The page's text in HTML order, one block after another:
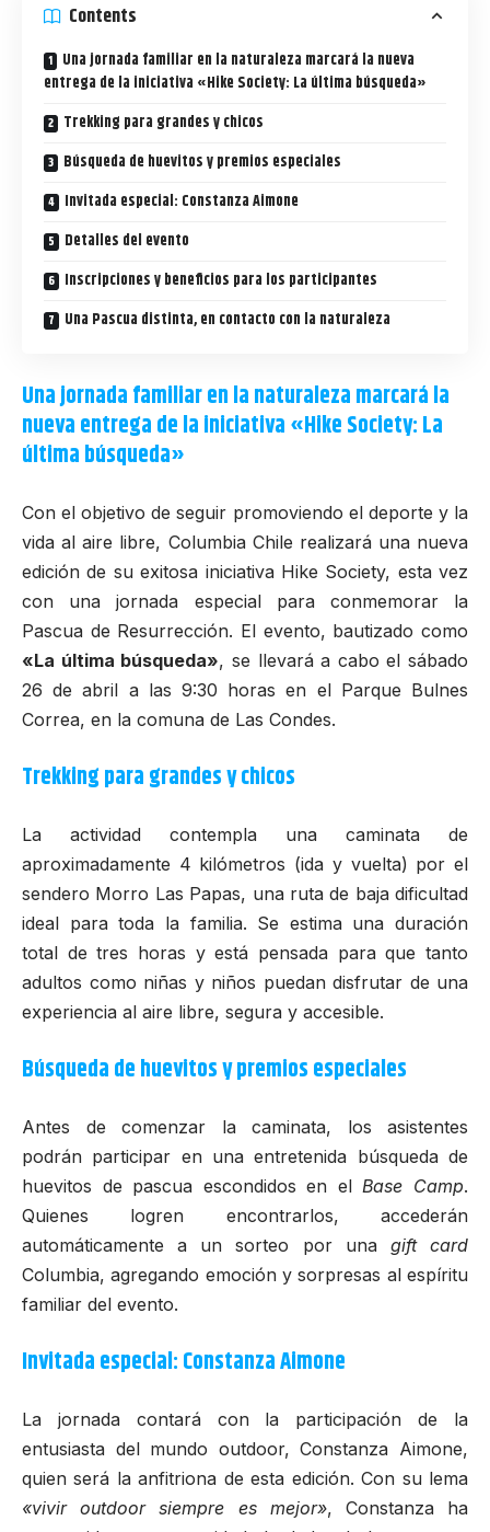
Contents
Una jornada familiar en la naturaleza marcará la nueva
entrega de la iniciativa «Hike Society: La última búsqueda»
Trekking para grandes y chicos
Búsqueda de huevitos y premios especiales
Invitada especial: Constanza Aimone
Detalles del evento
Inscripciones y beneficios para los participantes
Una Pascua distinta, en contacto con la naturaleza
Una jornada familiar en la naturaleza marcará la
nueva entrega de la iniciativa «Hike Society: La
última búsqueda»
Con el objetivo de seguir promoviendo el deporte y la
vida al aire libre, Columbia Chile realizará una nueva
edición de su exitosa iniciativa Hike Society, esta vez
con una jornada especial para conmemorar la
Pascua de Resurrección. El evento, bautizado como
«La última búsqueda», se llevará a cabo el sábado
26 de abril a las 9:30 horas en el Parque Bulnes
Correa, en la comuna de Las Condes.
Trekking para grandes y chicos
La actividad contempla una caminata de
aproximadamente 4 kilómetros (ida y vuelta) por el
sendero Morro Las Papas, una ruta de baja dificultad
ideal para toda la familia. Se estima una duración
total de tres horas y está pensada para que tanto
adultos como niñas y niños puedan disfrutar de una
experiencia al aire libre, segura y accesible.
Búsqueda de huevitos y premios especiales
Antes de comenzar la caminata, los asistentes
podrán participar en una entretenida búsqueda de
huevitos de pascua escondidos en elBase Camp.
Quienes logren encontrarlos, accederán
automáticamente a un sorteo por una gift card
Columbia, agregando emoción y sorpresas al espíritu
familiar del evento.
Invitada especial: Constanza Aimone
La jornada contará con la participación de la
entusiasta del mundo outdoor,Constanza Aimone,
quien será la anfitriona de esta edición. Con su lema
«vivir outdoor siempre es mejor», Constanza ha